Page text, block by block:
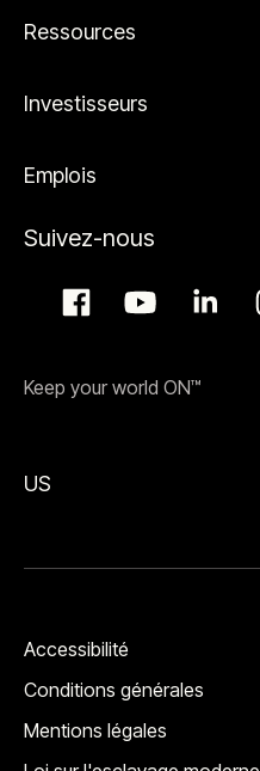
Ressources
Investisseurs
Emplois
Suivez-nous
Keep your world ON™
US
Accessibilité
Conditions générales
Mentions légales